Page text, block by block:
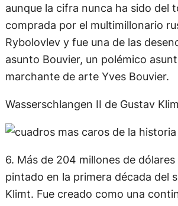
aunque la cifra nunca ha sido del
comprada por el multimillonario
Rybolovlev y fue una de las
asunto Bouvier, un polémico
marchante de arte Yves Bouvier.
Wasserschlangen II de Gustav
6. Más de 204 millones de
pintado en la primera década del
Klimt. Fue creado como una